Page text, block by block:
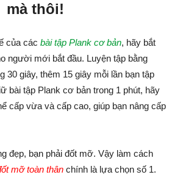
mà thôi!
của các bài tập Plank cơ bản, hãy bắt
người mới bắt đầu. Luyện tập bằng
30 giây, thêm 15 giây mỗi lần bạn tập
bài tập Plank cơ bản trong 1 phút, hãy
cấp vừa và cấp cao, giúp bạn nâng cấp
đẹp, bạn phải đốt mỡ. Vậy làm cách
mỡ toàn thân chính là lựa chọn số 1.